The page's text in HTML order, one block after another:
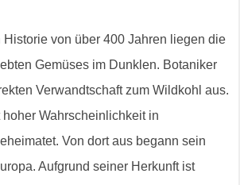
Historie von über 400 Jahren liegen die
Gemüses im Dunklen. Botaniker
Verwandtschaft zum Wildkohl aus.
Wahrscheinlichkeit in
Von dort aus begann sein
Aufgrund seiner Herkunft ist